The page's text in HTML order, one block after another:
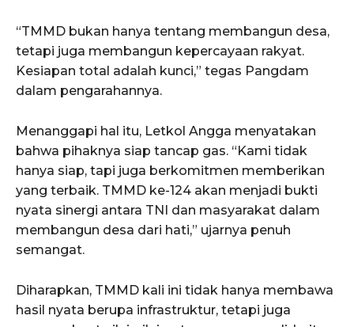
“TMMD bukan hanya tentang membangun desa,
tetapi juga membangun kepercayaan rakyat.
Kesiapan total adalah kunci,” tegas Pangdam
dalam pengarahannya.
Menanggapi hal itu, Letkol Angga menyatakan
bahwa pihaknya siap tancap gas. “Kami tidak
hanya siap, tapi juga berkomitmen memberikan
yang terbaik. TMMD ke-124 akan menjadi bukti
nyata sinergi antara TNI dan masyarakat dalam
membangun desa dari hati,” ujarnya penuh
semangat.
Diharapkan, TMMD kali ini tidak hanya membawa
hasil nyata berupa infrastruktur, tetapi juga